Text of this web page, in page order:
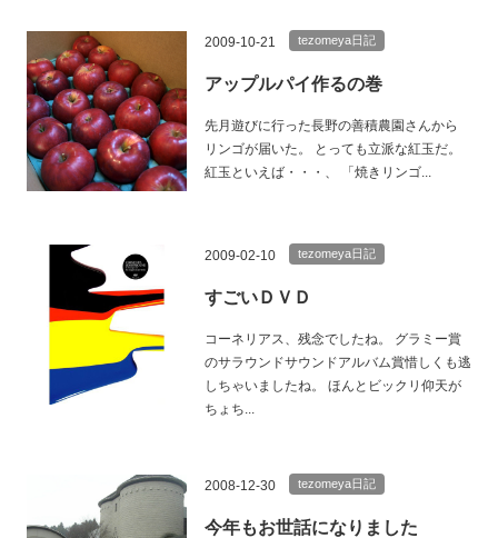
2009-10-21 tezomeya日記
アップルパイ作るの巻
先月遊びに行った長野の善積農園さんから
リンゴが届いた。 とっても立派な紅玉だ。
紅玉といえば・・・、 「焼きリンゴ...
2009-02-10 tezomeya日記
すごいＤＶＤ
コーネリアス、残念でしたね。 グラミー賞
のサラウンドサウンドアルバム賞惜しくも逃
しちゃいましたね。 ほんとビックリ仰天が
ちょち...
2008-12-30 tezomeya日記
今年もお世話になりました